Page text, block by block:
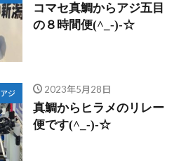
コマセ真鯛からアジ五目
の８時間便(^_-)-☆
アジ 2023年5月28日
真鯛からヒラメのリレー
便です(^_-)-☆